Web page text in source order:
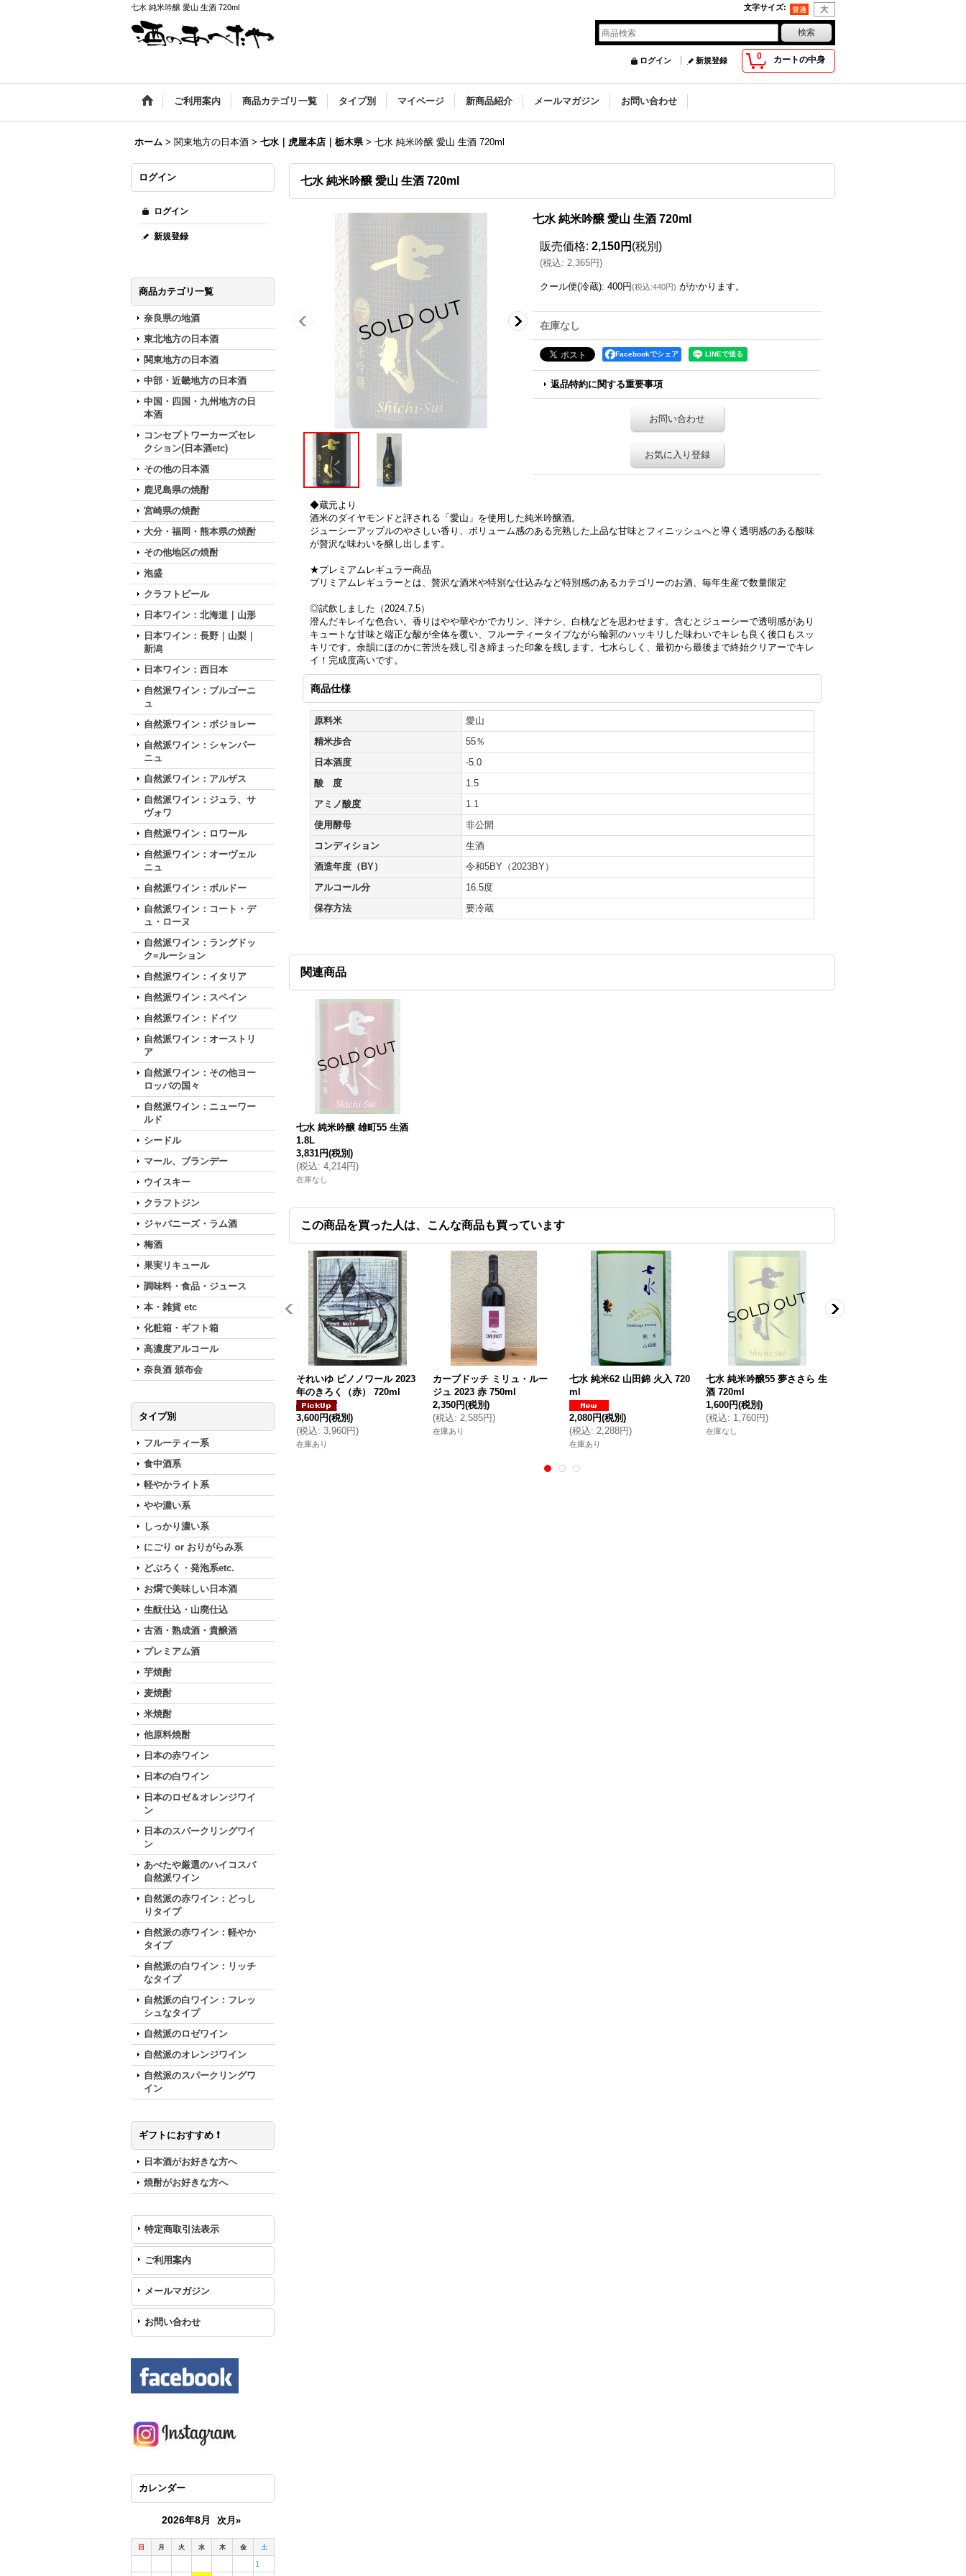
七水 純米吟醸 愛山 生酒 720ml 文字サイズ:
0 カートの中身
ログイン 新規登録
ご利用案内 商品カテゴリ一覧 タイプ別 マイページ 新商品紹介 メールマガジン お問い合わせ
ホーム > 関東地方の日本酒 > 七水｜虎屋本店｜栃木県 > 七水 純米吟醸 愛山 生酒 720ml
ログイン
ログイン
新規登録
商品カテゴリ一覧
奈良県の地酒
東北地方の日本酒
関東地方の日本酒
中部・近畿地方の日本酒
中国・四国・九州地方の日
本酒
コンセプトワーカーズセレ
クション(日本酒etc)
その他の日本酒
鹿児島県の焼酎
宮崎県の焼酎
大分・福岡・熊本県の焼酎
その他地区の焼酎
泡盛
クラフトビール
日本ワイン：北海道｜山形
日本ワイン：長野｜山梨｜
新潟
日本ワイン：西日本
自然派ワイン：ブルゴーニ
ュ
自然派ワイン：ボジョレー
自然派ワイン：シャンパー
ニュ
自然派ワイン：アルザス
自然派ワイン：ジュラ、サ
ヴォワ
自然派ワイン：ロワール
自然派ワイン：オーヴェル
ニュ
自然派ワイン：ボルドー
自然派ワイン：コート・デ
ュ・ローヌ
自然派ワイン：ラングドッ
ク=ルーション
自然派ワイン：イタリア
自然派ワイン：スペイン
自然派ワイン：ドイツ
自然派ワイン：オーストリ
ア
自然派ワイン：その他ヨー
ロッパの国々
自然派ワイン：ニューワー
ルド
シードル
マール、ブランデー
ウイスキー
クラフトジン
ジャパニーズ・ラム酒
梅酒
果実リキュール
調味料・食品・ジュース
本・雑貨 etc
化粧箱・ギフト箱
高濃度アルコール
奈良酒 頒布会
タイプ別
フルーティー系
食中酒系
軽やかライト系
やや濃い系
しっかり濃い系
にごり or おりがらみ系
どぶろく・発泡系etc.
お燗で美味しい日本酒
生酛仕込・山廃仕込
古酒・熟成酒・貴醸酒
プレミアム酒
芋焼酎
麦焼酎
米焼酎
他原料焼酎
日本の赤ワイン
日本の白ワイン
日本のロゼ＆オレンジワイ
ン
日本のスパークリングワイ
ン
あべたや厳選のハイコスパ
自然派ワイン
自然派の赤ワイン：どっし
りタイプ
自然派の赤ワイン：軽やか
タイプ
自然派の白ワイン：リッチ
なタイプ
自然派の白ワイン：フレッ
シュなタイプ
自然派のロゼワイン
自然派のオレンジワイン
自然派のスパークリングワ
イン
ギフトにおすすめ ❗️
日本酒がお好きな方へ
焼酎がお好きな方へ
特定商取引法表示
ご利用案内
メールマガジン
お問い合わせ
カレンダー
2026年8月 次月»
日 月 火 水 木 金 土
1
七水 純米吟醸 愛山 生酒 720ml
七水 純米吟醸 愛山 生酒 720ml
販売価格: 2,150円 (税別)
(税込: 2,365円)
クール便(冷蔵): 400円(税込:440円) がかかります。
在庫なし
Facebookでシェア
返品特約に関する重要事項
お問い合わせ
お気に入り登録
◆蔵元より
酒米のダイヤモンドと評される「愛山」を使用した純米吟醸酒。
ジューシーアップルのやさしい香り、ボリューム感のある完熟した上品な甘味とフィニッシュへと導く透明感のある酸味
が贅沢な味わいを醸し出します。
★プレミアムレギュラー商品
プリミアムレギュラーとは、贅沢な酒米や特別な仕込みなど特別感のあるカテゴリーのお酒、毎年生産で数量限定
◎試飲しました（2024.7.5）
澄んだキレイな色合い。香りはやや華やかでカリン、洋ナシ、白桃などを思わせます。含むとジューシーで透明感があり
キュートな甘味と端正な酸が全体を覆い、フルーティータイプながら輪郭のハッキリした味わいでキレも良く後口もスッ
キリです。余韻にほのかに苦渋を残し引き締まった印象を残します。七水らしく、最初から最後まで終始クリアーでキレ
イ！完成度高いです。
商品仕様
原料米
愛山
精米歩合
55％
日本酒度
-5.0
酸 度
1.5
アミノ酸度
1.1
使用酵母
非公開
コンディション
生酒
酒造年度（BY）
令和5BY（2023BY）
アルコール分
16.5度
保存方法
要冷蔵
関連商品
七水 純米吟醸 雄町55 生酒
1.8L
3,831円(税別)
(税込: 4,214円)
在庫なし
この商品を買った人は、こんな商品も買っています
それいゆ ピノノワール 2023
年のきろく（赤） 720ml
3,600円(税別)
(税込: 3,960円)
在庫あり
カーブドッチ ミリュ・ルー
ジュ 2023 赤 750ml
2,350円(税別)
(税込: 2,585円)
在庫あり
七水 純米62 山田錦 火入 720
ml
2,080円(税別)
(税込: 2,288円)
在庫あり
七水 純米吟醸55 夢ささら 生
酒 720ml
1,600円(税別)
(税込: 1,760円)
在庫なし